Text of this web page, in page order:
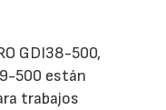
GDI38-500,
500 están
trabajos